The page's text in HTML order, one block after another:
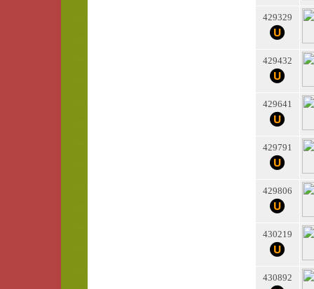
429329
429432
429641
429791
429806
430219
430892